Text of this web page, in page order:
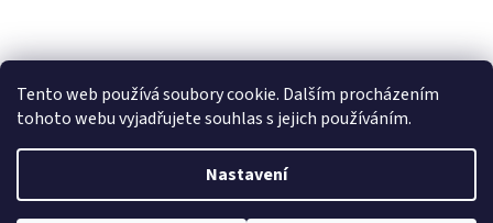
Tento web používá soubory cookie. Dalším procházením
tohoto webu vyjadřujete souhlas s jejich používáním.
Nastavení